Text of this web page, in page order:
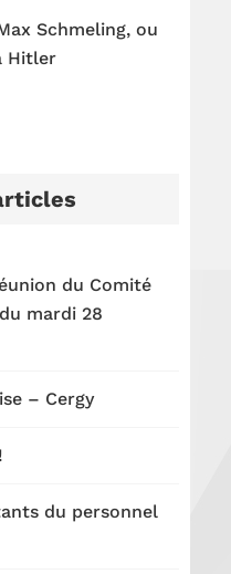
Schmeling, ou
Hitler
du Comité
mardi 28
– Cergy
du personnel